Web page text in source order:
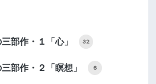
部作・１「心」 32
部作・２「瞑想」 6